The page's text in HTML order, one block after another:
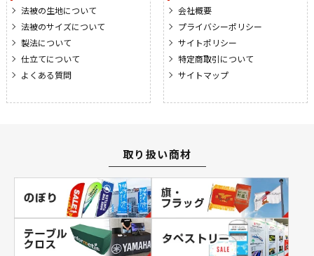
法被の生地について
法被のサイズについて
製法について
仕立てについて
よくある質問
会社概要
プライバシーポリシー
サイトポリシー
特定商取引について
サイトマップ
取り扱い商材